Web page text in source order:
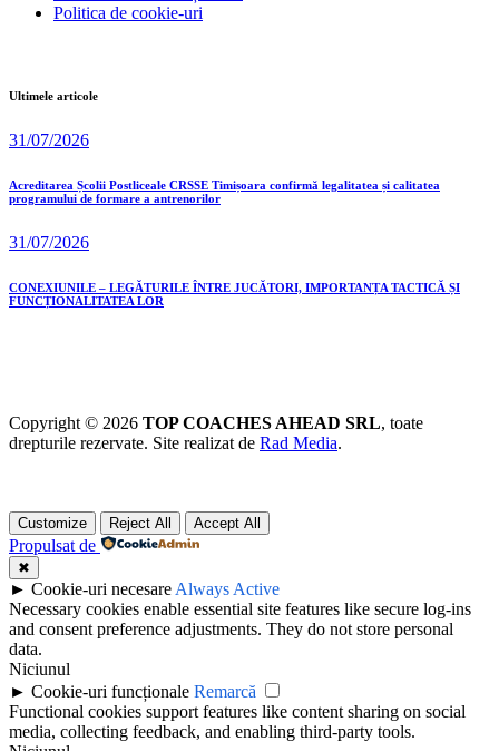
Politica de cookie-uri
Ultimele articole
31/07/2026
Acreditarea Școlii Postliceale CRSSE Timișoara confirmă legalitatea și calitatea
programului de formare a antrenorilor
31/07/2026
CONEXIUNILE – LEGĂTURILE ÎNTRE JUCĂTORI, IMPORTANȚA TACTICĂ ȘI
FUNCȚIONALITATEA LOR
Copyright © 2026 TOP COACHES AHEAD SRL, toate
drepturile rezervate. Site realizat de Rad Media.
Customize Reject All Accept All
Propulsat de
✖
► Cookie-uri necesare Always Active
Necessary cookies enable essential site features like secure log-ins
and consent preference adjustments. They do not store personal
data.
Niciunul
► Cookie-uri funcționale Remarcă
Functional cookies support features like content sharing on social
media, collecting feedback, and enabling third-party tools.